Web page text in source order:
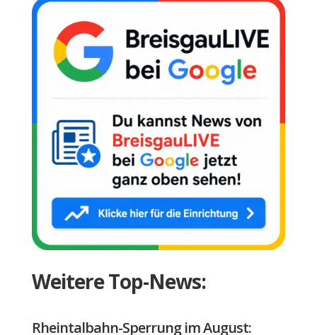
Weitere Top-News:
Rheintalbahn-Sperrung im August: